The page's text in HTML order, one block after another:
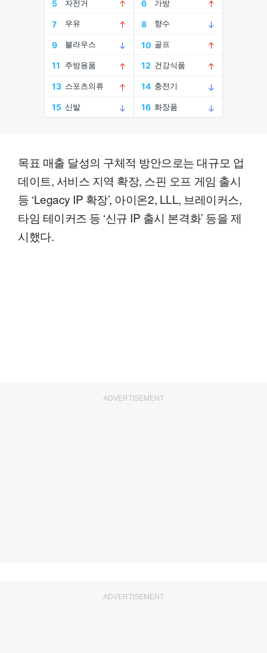
목표 매출 달성의 구체적 방안으로는 대규모 업
데이트, 서비스 지역 확장, 스핀 오프 게임 출시
등 ‘Legacy IP 확장’, 아이온2, LLL, 브레이커스,
타임 테이커즈 등 ‘신규 IP 출시 본격화’ 등을 제
시했다.
ADVERTISEMENT
ADVERTISEMENT